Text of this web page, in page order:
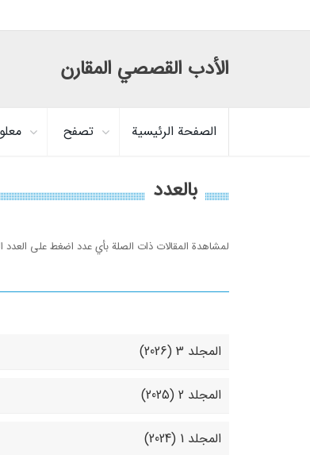
الأدب القصصي المقارن
الصفحة الرئيسية تصفح
بالعدد
لمشاهدة المقالات ذات الصلة بأي عدد اضغط على العدد
المجلد 3 (2026)
المجلد 2 (2025)
المجلد 1 (2024)